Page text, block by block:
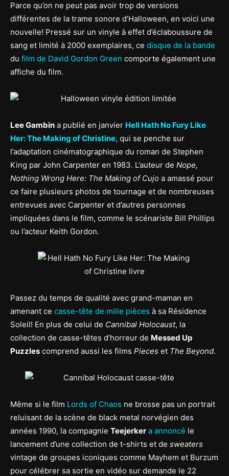
Parce qu’on ne peut pas avoir trop de versions
différentes de la trame sonore d’Halloween, en voici une
nouvelle! Pressé sur un vinyle à effet d’éclaboussure de
sang et limité à 2000 exemplaires, ce disque de la bande
du film de David Gordon Green comporte également une
affiche du film.
Lee Gambin a publié en janvier Hell Hath No Fury Like
Her: The Making of Christine, qui se penche sur
l’adaptation cinématographique du roman de Stephen
King par John Carpenter en 1983. L’auteur de Nope,
Nothing Wrong Here: The Making of Cujo a amassé pour
ce faire plusieurs photos de tournage et de nombreuses
entrevues avec Carpenter et d’autres personnes
impliquées dans le film, comme le scénariste Bill Phillips
ou l’acteur Keith Gordon.
Passez du temps de qualité avec grand-maman en
amenant ce casse-tête de mille pièces à sa Résidence
Soleil! En plus de celui de Cannibal Holocaust, la
collection de casse-têtes d’horreur de Messed Up
Puzzles comprend aussi les films Pieces et The Beyond.
Même si le film Lords of Chaos ne brosse pas un portrait
reluisant de la scène de black metal norvégien des
années 1990, la compagnie Teejerker a annoncé le
lancement d’une collection de t-shirts et de sweaters
vintage de groupes iconiques comme Mayhem et Burzum
pour célébrer sa sortie en vidéo sur demande le 22